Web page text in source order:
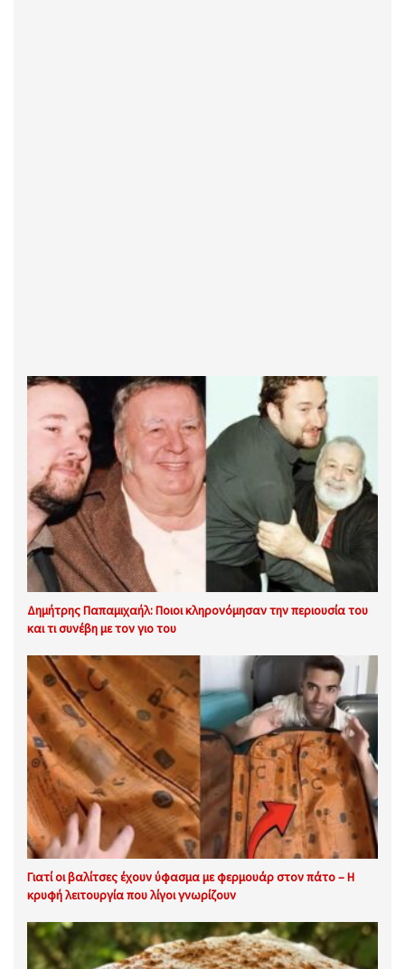
Δημήτρης Παπαμιχαήλ: Ποιοι κληρονόμησαν την περιουσία του
και τι συνέβη με τον γιο του
Γιατί οι βαλίτσες έχουν ύφασμα με φερμουάρ στον πάτο – Η
κρυφή λειτουργία που λίγοι γνωρίζουν